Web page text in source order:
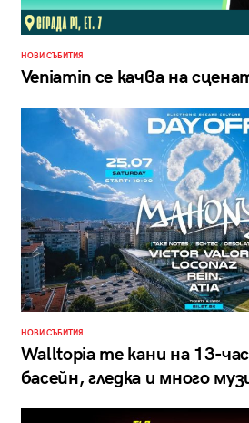
НОВИ СЪБИТИЯ
Veniamin се качва на
НОВИ СЪБИТИЯ
Walltopia те кани на 13-
басейн, гледка и много